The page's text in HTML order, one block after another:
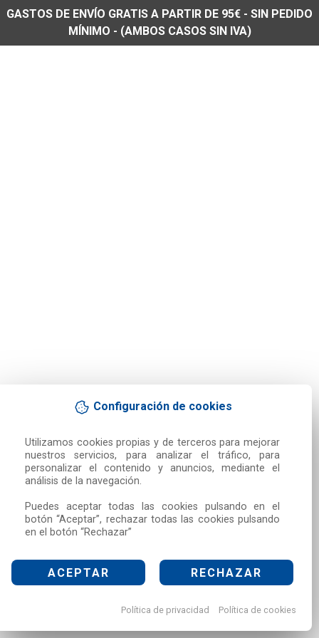
Configuración de cookies
Utilizamos cookies propias y de terceros para mejorar
nuestros servicios, para analizar el tráfico, para
personalizar el contenido y anuncios, mediante el
análisis de la navegación.
Puedes aceptar todas las cookies pulsando en el
botón “Aceptar”, rechazar todas las cookies pulsando
en el botón “Rechazar”
ACEPTAR RECHAZAR
Política de privacidad Política de cookies
GASTOS DE ENVÍO GRATIS A PARTIR DE 95€ - SIN PEDIDO
MÍNIMO - (AMBOS CASOS SIN IVA)